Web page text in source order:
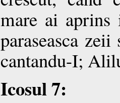
mare ai
paraseasca
cantandu-I;
Icosul 7: